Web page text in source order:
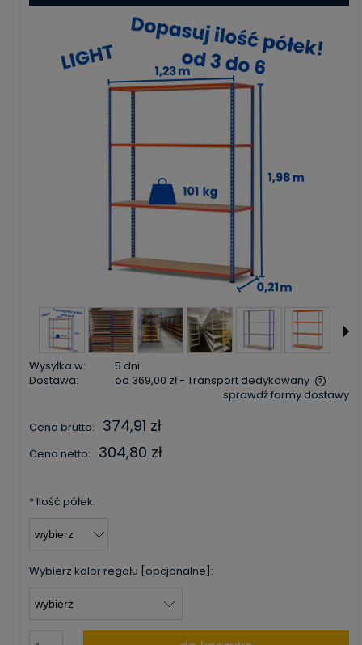
Wysyłka w:
5 dni
Dostawa:
od 369,00 zł- Transport dedykowany
Cena nie zawiera ewentualnych kosztów płatności
sprawdź formy dostawy
Cena brutto: 374,91 zł
Cena netto: 304,80 zł
*Ilość półek:
Wybierz kolor regału [opcjonalne]: